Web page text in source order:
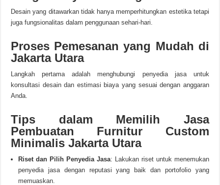
Desain yang ditawarkan tidak hanya memperhitungkan estetika tetapi
juga fungsionalitas dalam penggunaan sehari-hari.
Proses Pemesanan yang Mudah di
Jakarta Utara
Langkah pertama adalah menghubungi penyedia jasa untuk
konsultasi desain dan estimasi biaya yang sesuai dengan anggaran
Anda.
Tips dalam Memilih Jasa
Pembuatan Furnitur Custom
Minimalis Jakarta Utara
Riset dan Pilih Penyedia Jasa: Lakukan riset untuk menemukan
penyedia jasa dengan reputasi yang baik dan portofolio yang
memuaskan.